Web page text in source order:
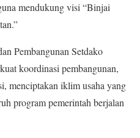
mendukung visi “Binjai
Pembangunan Setdako
koordinasi pembangunan,
menciptakan iklim usaha yang
program pemerintah berjalan